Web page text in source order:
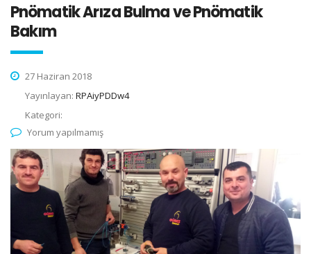
Pnömatik Arıza Bulma ve Pnömatik
Bakım
27 Haziran 2018
Yayınlayan: RPAiyPDDw4
Kategori:
Yorum yapılmamış